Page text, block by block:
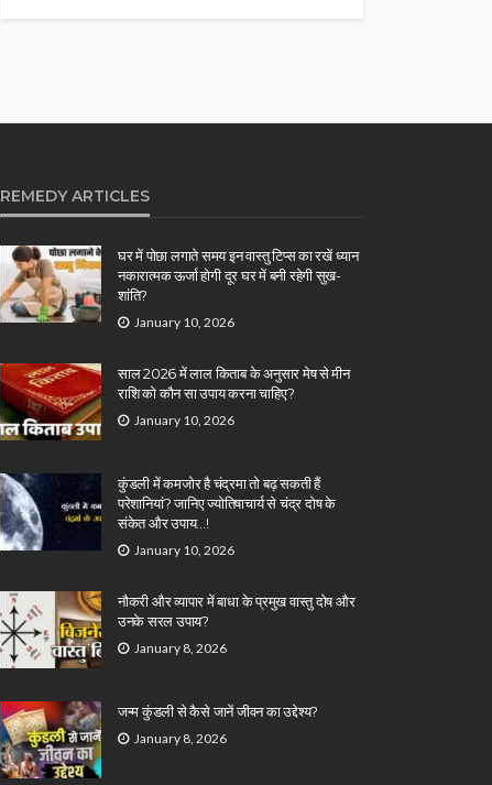
REMEDY ARTICLES
घर में पोछा लगाते समय इन वास्तु टिप्स का रखें ध्यान
नकारात्मक ऊर्जा होगी दूर घर में बनी रहेगी सुख-
शांति?
January 10, 2026
साल 2026 में लाल किताब के अनुसार मेष से मीन
राशि को कौन सा उपाय करना चाहिए?
January 10, 2026
कुंडली में कमजोर है चंद्रमा तो बढ़ सकती हैं
परेशानियां? जानिए ज्योतिषाचार्य से चंद्र दोष के
संकेत और उपाय…!
January 10, 2026
नौकरी और व्यापार में बाधा के प्रमुख वास्तु दोष और
उनके सरल उपाय?
January 8, 2026
जन्म कुंडली से कैसे जानें जीवन का उद्देश्य?
January 8, 2026